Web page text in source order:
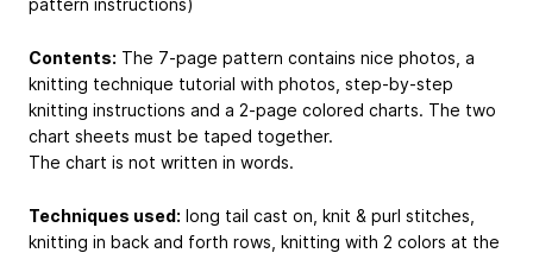
pattern instructions)
Contents: The 7-page pattern contains nice photos, a
knitting technique tutorial with photos, step-by-step
knitting instructions and a 2-page colored charts. The two
chart sheets must be taped together.
The chart is not written in words.
Techniques used: long tail cast on, knit & purl stitches,
knitting in back and forth rows, knitting with 2 colors at the